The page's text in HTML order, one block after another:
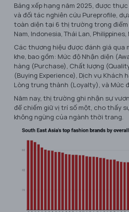
Bảng xếp hạng năm 2025, được
và đối tác nghiên cứu Pureprofile,
toàn diện tại 6 thị trường trọng điểm
Nam, Indonesia, Thái Lan,
Các thương hiệu được đánh giá qua
khe, bao gồm: Mức độ Nhận diện
hàng (Purchase), Chất lượng
(Buying Experience), Dịch vụ Khách
Lòng trung thành (Loyalty), và Mức
Năm nay, thị trường ghi nhận sự
để chiếm giữ vị trí số một, cho thấy
không ngừng của ngành thời trang.